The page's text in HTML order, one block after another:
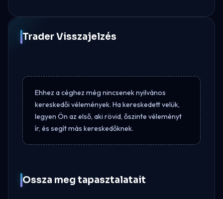
Trader Visszajelzés
Ehhez a céghez még nincsenek nyilvános
kereskedői vélemények. Ha kereskedett velük,
legyen Ön az első, aki rövid, őszinte véleményt
ír, és segít más kereskedőknek.
Ossza meg tapasztalatait